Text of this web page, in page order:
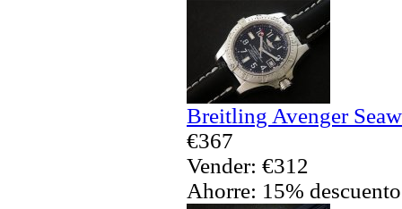
Breitling Avenger
€367
Vender: €312
Ahorre: 15% descuento